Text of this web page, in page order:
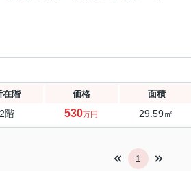
在階 価格 面積
2階 530万円 29.59㎡
1